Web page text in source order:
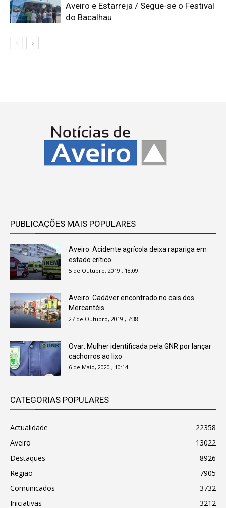
Aveiro e Estarreja / Segue-se o Festival
do Bacalhau
PUBLICAÇÕES MAIS POPULARES
Aveiro: Acidente agrícola deixa rapariga em
estado crítico
5 de Outubro, 2019 , 18:09
Aveiro: Cadáver encontrado no cais dos
Mercantéis
27 de Outubro, 2019 , 7:38
Ovar: Mulher identificada pela GNR por lançar
cachorros ao lixo
6 de Maio, 2020 , 10:14
CATEGORIAS POPULARES
Actualidade
22358
Aveiro
13022
Destaques
8926
Região
7905
Comunicados
3732
Iniciativas
3212